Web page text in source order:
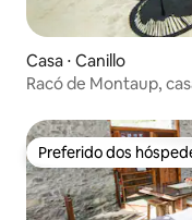
Casa ⋅ Canillo
Racó de Montaup,
Preferido dos
Preferido dos